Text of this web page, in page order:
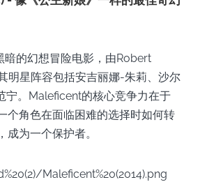
暗的幻想冒险电影，由Robert
明星阵容包括安吉丽娜-朱莉、沙尔
宁。Maleficent的核心竞争力在于
个角色在面临困难的选择时如何转
为一个保护者。